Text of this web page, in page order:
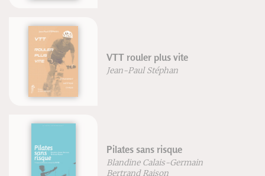
VTT rouler plus vite
Jean-Paul Stéphan
Pilates sans risque
Blandine Calais-Germain
Bertrand Raison